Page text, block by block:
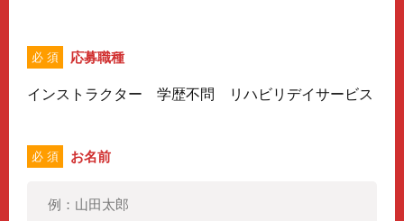
必 須 応募職種
インストラクター 学歴不問 リハビリデイサービス
必 須 お名前